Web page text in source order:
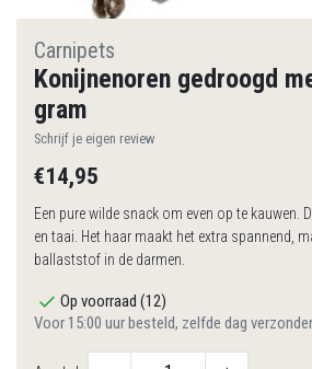
Carnipets
Konijnenoren gedroogd
gram
Schrijf je eigen review
€14,95
Een pure wilde snack om even op te kauwen.
en taai. Het haar maakt het extra spannend,
ballaststof in de darmen.
Op voorraad (12)
Voor 15:00 uur besteld, zelfde dag